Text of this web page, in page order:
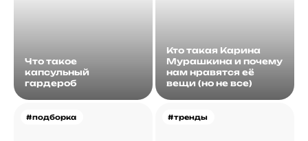
Что такое
капсульный
гардероб
Кто такая Карина
Мурашкина и почему
нам нравятся её
вещи (но не все)
#подборка #тренды